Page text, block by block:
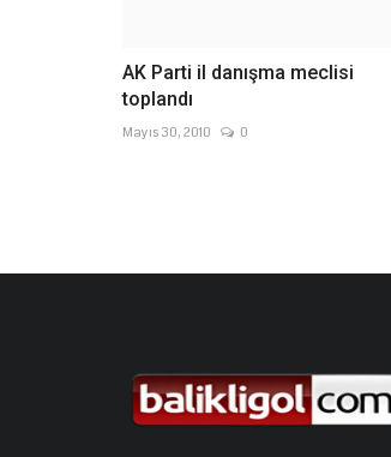
AK Parti il danışma meclisi
toplandı
Mayıs 30, 2010 0